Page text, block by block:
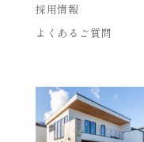
採用情報
よくあるご質問